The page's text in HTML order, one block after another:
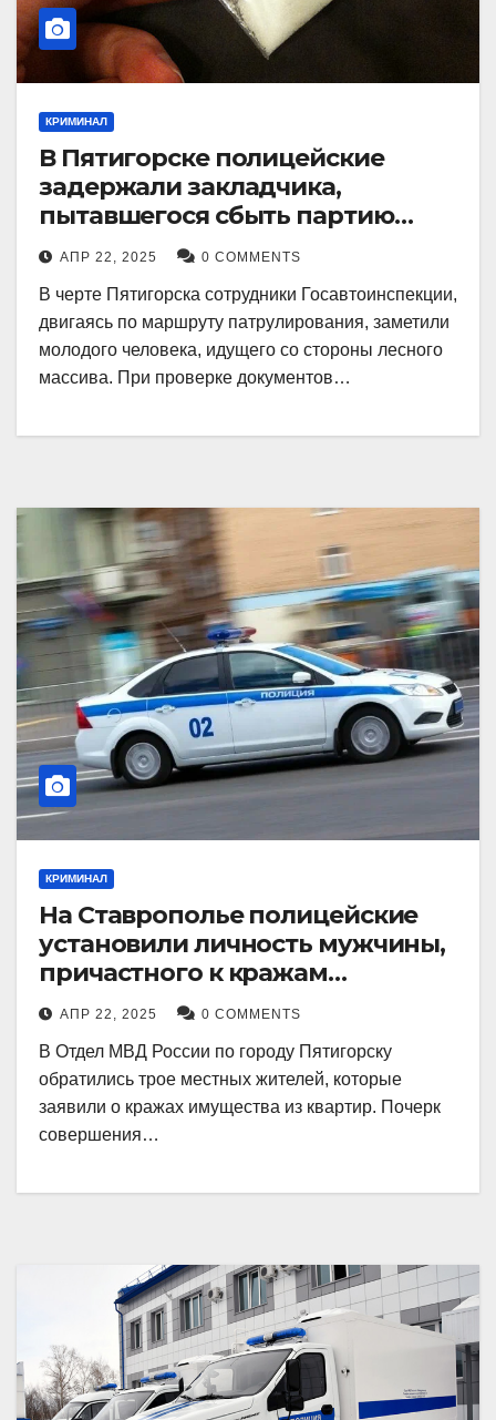
КРИМИНАЛ
В Пятигорске полицейские
задержали закладчика,
пытавшегося сбыть партию
синтетического наркотика
АПР 22, 2025 0 COMMENTS
В черте Пятигорска сотрудники Госавтоинспекции,
двигаясь по маршруту патрулирования, заметили
молодого человека, идущего со стороны лесного
массива. При проверке документов…
КРИМИНАЛ
На Ставрополье полицейские
установили личность мужчины,
причастного к кражам
имущества из квартир в
Пятигорске
АПР 22, 2025 0 COMMENTS
В Отдел МВД России по городу Пятигорску
обратились трое местных жителей, которые
заявили о кражах имущества из квартир. Почерк
совершения…